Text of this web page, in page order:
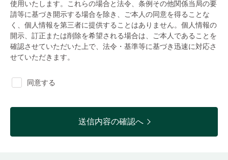
使用いたします。これらの場合と法令、条例その他関係当局の要
請等に基づき開示する場合を除き、ご本人の同意を得ることな
く、個人情報を第三者に提供することはありません。個人情報の
開示、訂正または削除を希望される場合は、ご本人であることを
確認させていただいた上で、法令・基準等に基づき迅速に対応さ
せていただきます。
同意する
送信内容の確認へ